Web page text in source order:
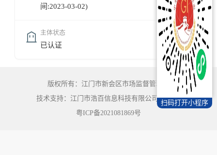
间:2023-03-02)
主体状态
已认证
扫码打开小程序
版权所有：江门市新会区市场监督管理局
技术支持：江门市浩百信息科技有限公司©2022
粤ICP备2021081869号